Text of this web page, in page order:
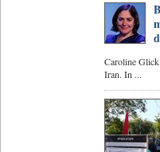
Caroline
Iran. In ...